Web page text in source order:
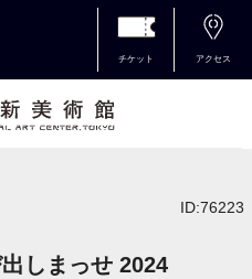
チケット アクセス
ID:76223
しまっせ 2024